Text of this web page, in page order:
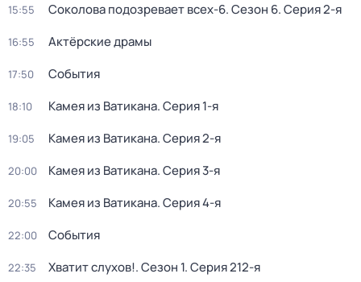
15:55 Соколова подозревает всех-6. Сезон 6. Серия 2-я
16:55 Актёрские драмы
17:50 События
18:10 Камея из Ватикана. Серия 1-я
19:05 Камея из Ватикана. Серия 2-я
20:00 Камея из Ватикана. Серия 3-я
20:55 Камея из Ватикана. Серия 4-я
22:00 События
22:35 Хватит слухов!. Сезон 1. Серия 212-я